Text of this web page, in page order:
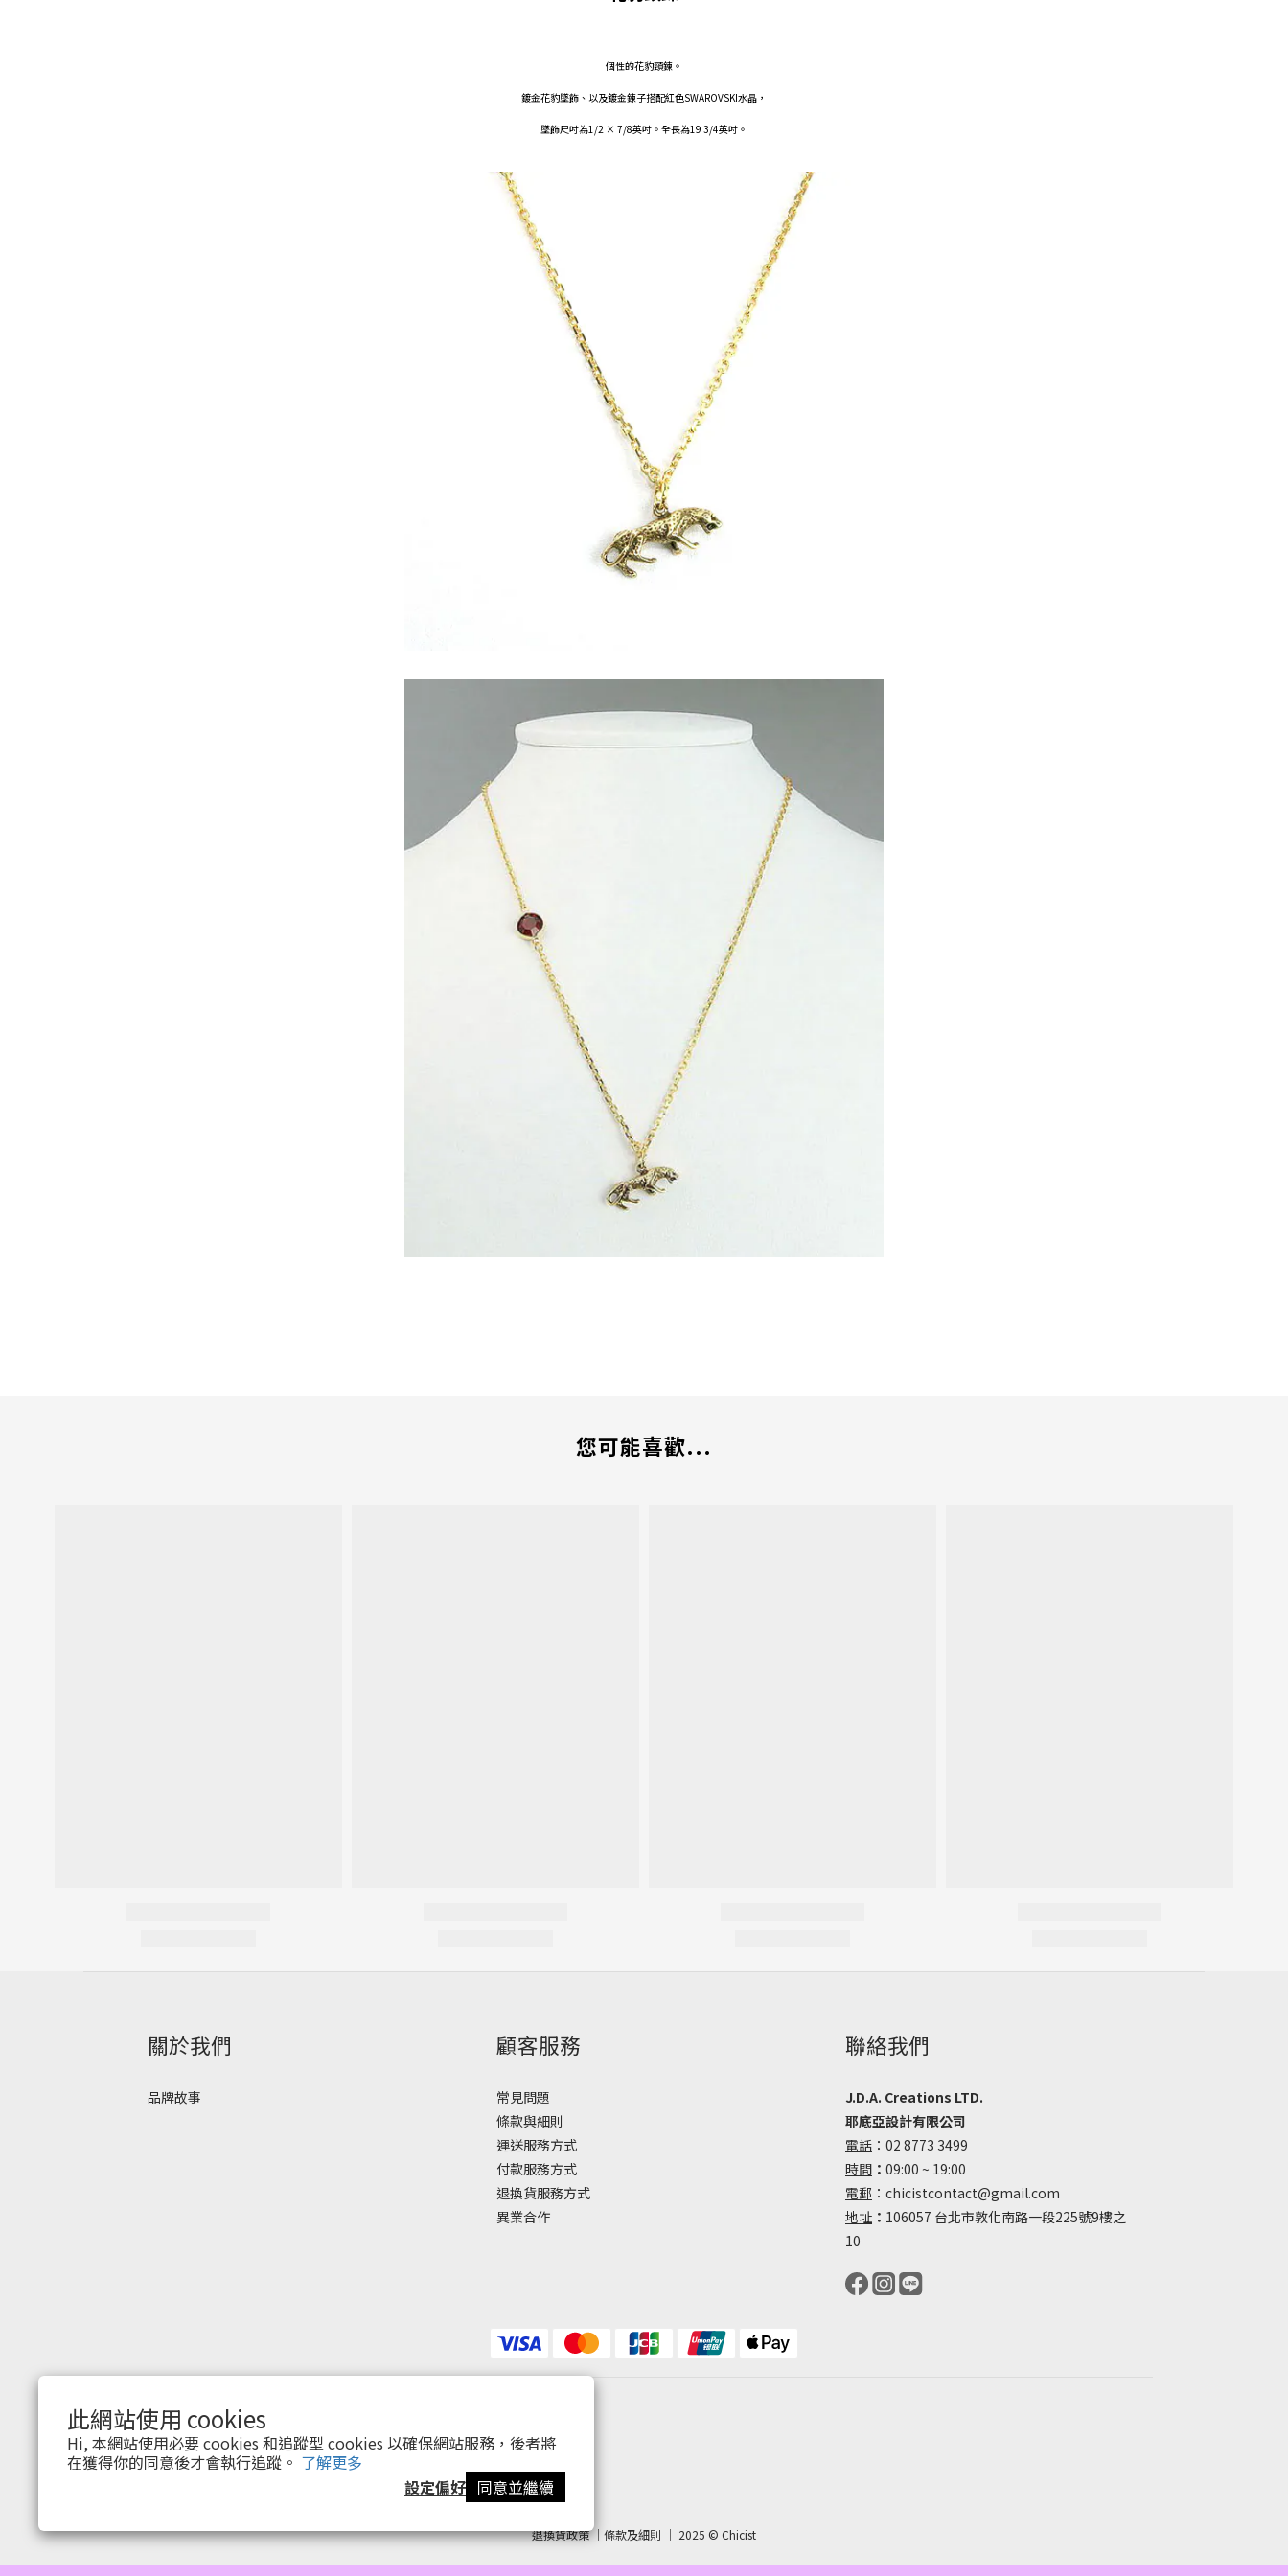
此網站使用 cookies
Hi, 本網站使用必要 cookies 和追蹤型 cookies 以確保網站服務，後者將
在獲得你的同意後才會執行追蹤。 了解更多
設定偏好 同意並繼續
個性的花豹頸鍊。
鍍金花豹墜飾、以及鍍金鍊子搭配紅色SWAROVSKI水晶，
墜飾尺吋為1/2 × 7/8英吋。全長為19 3/4英吋。
您可能喜歡...
關於我們
品牌故事
顧客服務
常見問題
條款與細則
運送服務方式
付款服務方式
退換貨服務方式
異業合作
聯絡我們
J.D.A. Creations LTD.
耶底亞設計有限公司
電話 ：02 8773 3499
時間 ： 09:00 ~ 19:00
電郵 ：chicistcontact@gmail.com
地址 ： 106057 台北市敦化南路一段225號9樓之
10
$TWD 繁體中文
退換貨政策 ｜條款及細則 ｜ 2025 © Chicist